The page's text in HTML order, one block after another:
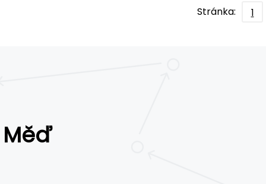
Stránka: 1
Měď